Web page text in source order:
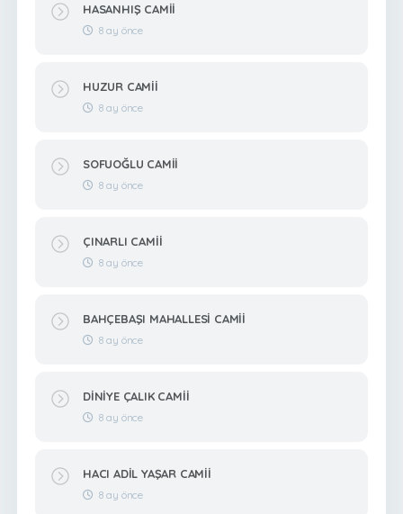
HASANHIŞ CAMİİ
8 ay önce
HUZUR CAMİİ
8 ay önce
SOFUOĞLU CAMİİ
8 ay önce
ÇINARLI CAMİİ
8 ay önce
BAHÇEBAŞI MAHALLESİ CAMİİ
8 ay önce
DİNİYE ÇALIK CAMİİ
8 ay önce
HACI ADİL YAŞAR CAMİİ
8 ay önce